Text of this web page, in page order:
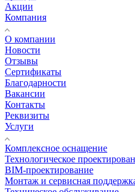
Акции
Компания
О компании
Новости
Отзывы
Сертификаты
Благодарности
Вакансии
Контакты
Реквизиты
Услуги
Комплексное оснащение
Технологическое
BIM-проектирование
Монтаж и сервисная